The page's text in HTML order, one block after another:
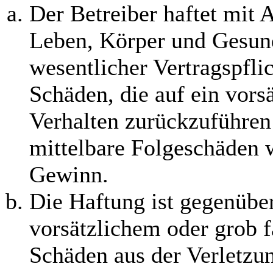
Der Betreiber haftet mit
Leben, Körper und
wesentlicher
Schäden, die auf ein
Verhalten
mittelbare Folgeschäden
Gewinn.
Die Haftung ist
vorsätzlichem oder grob
Schäden aus der